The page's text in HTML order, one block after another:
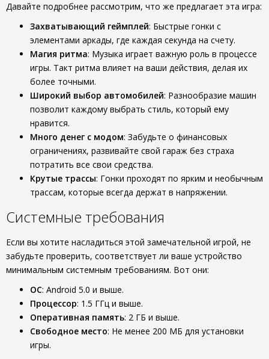
Давайте подробнее рассмотрим, что же предлагает эта игра:
Захватывающий геймплей: Быстрые гонки с
элементами аркады, где каждая секунда на счету.
Магия ритма: Музыка играет важную роль в процессе
игры. Такт ритма влияет на ваши действия, делая их
более точными.
Широкий выбор автомобилей: Разнообразие машин
позволит каждому выбрать стиль, который ему
нравится.
Много денег с модом: Забудьте о финансовых
ограничениях, развивайте свой гараж без страха
потратить все свои средства.
Крутые трассы: Гонки проходят по ярким и необычным
трассам, которые всегда держат в напряжении.
Системные требования
Если вы хотите насладиться этой замечательной игрой, не
забудьте проверить, соответствует ли ваше устройство
минимальным системным требованиям. Вот они:
ОС: Android 5.0 и выше.
Процессор: 1.5 ГГц и выше.
Оперативная память: 2 ГБ и выше.
Свободное место: Не менее 200 МБ для установки
игры.